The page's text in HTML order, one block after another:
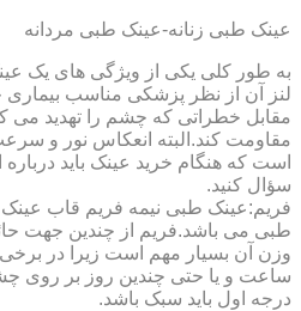
عینک طبی زنانه-عینک طبی مردانه
به طور کلی یکی از ویژگی های یک
لنز آن از نظر پزشکی مناسب بیماری
مقابل خطراتی که چشم را تهدید می
مقاومت کند.البته انعکاس نور و
است که هنگام خرید عینک باید
سؤال کنید.
فریم:عینک طبی نیمه فریم قاب
طبی می باشد.فریم از چندین جهت
وزن آن بسیار مهم است زیرا در
ساعت و یا حتی چندین روز بر روی
درجه اول باید سبک باشد.